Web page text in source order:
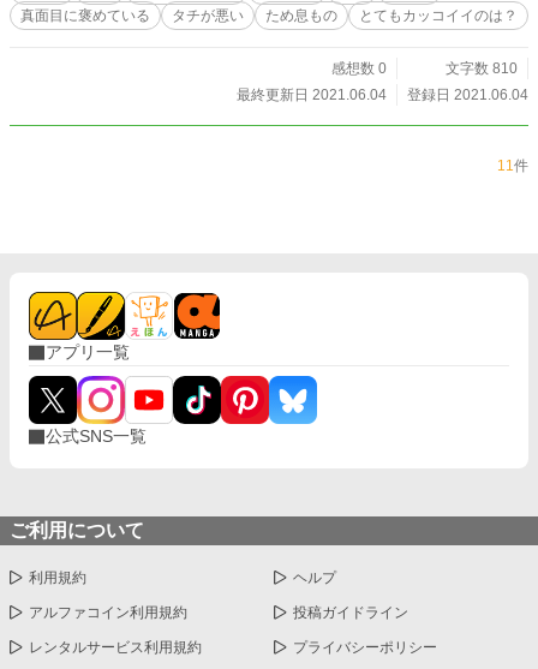
真面目に褒めている
タチが悪い ため息もの とてもカッコイイのは？
感想数 0
文字数 810
最終更新日 2021.06.04
登録日 2021.06.04
11件
アプリ一覧
公式SNS一覧
ご利用について
利用規約 ヘルプ
アルファコイン利用規約 投稿ガイドライン
レンタルサービス利用規約 プライバシーポリシー